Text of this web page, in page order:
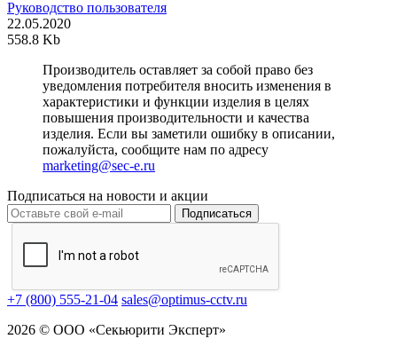
Руководство пользователя
22.05.2020
558.8 Kb
Производитель оставляет за собой право без
уведомления потребителя вносить изменения в
характеристики и функции изделия в целях
повышения производительности и качества
изделия. Если вы заметили ошибку в описании,
пожалуйста, сообщите нам по адресу
marketing@sec-e.ru
Подписаться на новости и акции
Подписаться
+7 (800) 555-21-04 sales@optimus-cctv.ru
2026 © ООО «Секьюрити Эксперт»